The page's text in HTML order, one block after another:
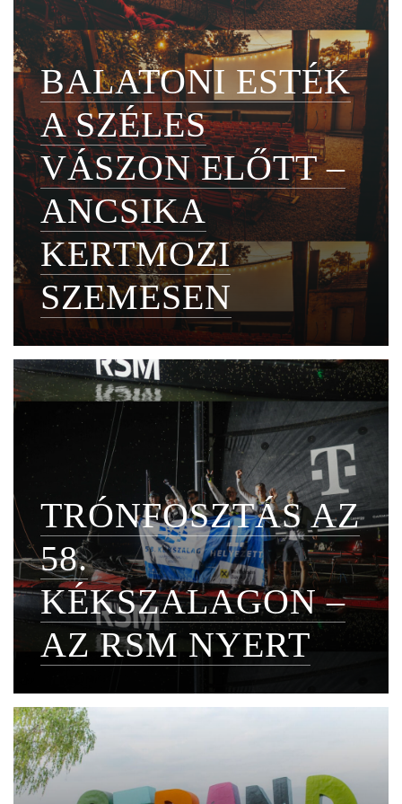
BALATONI ESTÉK
A SZÉLES
VÁSZON ELŐTT –
ANCSIKA
KERTMOZI
SZEMESEN
TRÓNFOSZTÁS AZ
58.
KÉKSZALAGON –
AZ RSM NYERT